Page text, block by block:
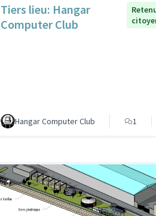
Tiers lieu: Hangar
Computer Club
Hangar Computer Club 1